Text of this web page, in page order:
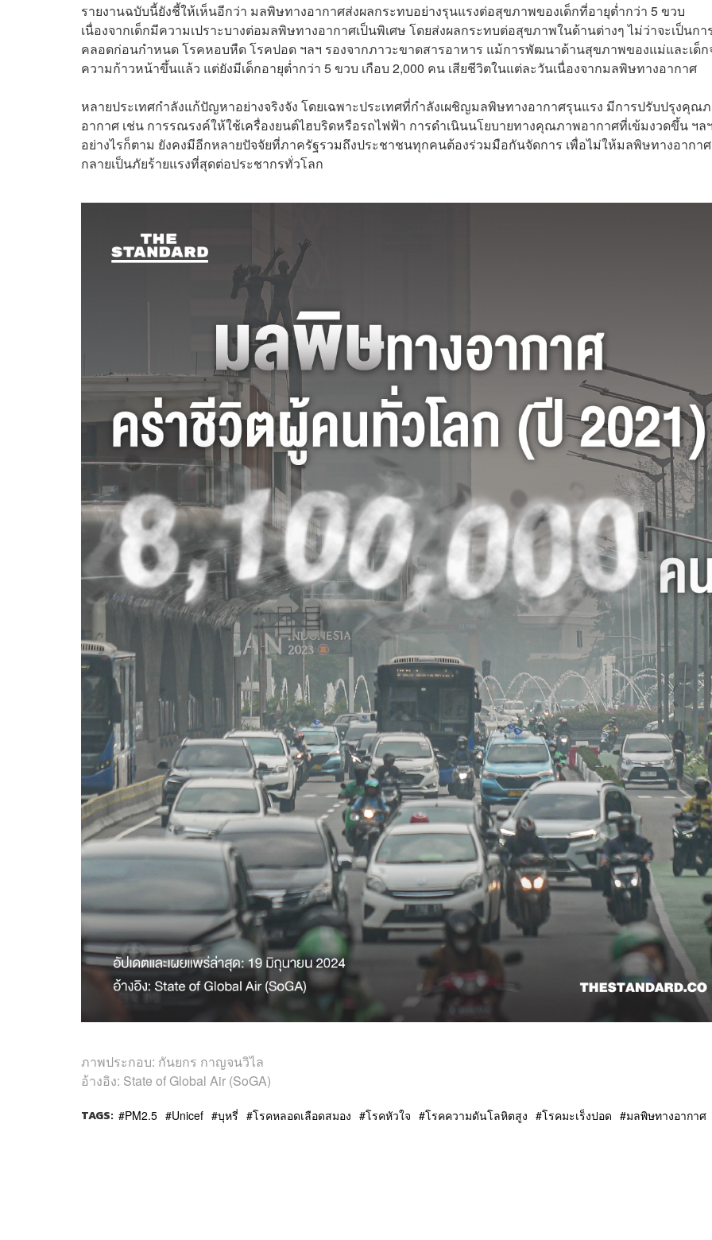
รายงานฉบับนี้ยังชี้ให้เห็นอีกว่า มลพิษทางอากาศส่งผลกระทบอย่างรุนแรงต่อสุขภาพของเด็กที่อายุต่ำกว่า 5 ขวบ
เนื่องจากเด็กมีความเปราะบางต่อมลพิษทางอากาศเป็นพิเศษ โดยส่งผลกระทบต่อสุขภาพในด้านต่างๆ ไม่ว่าจะเป็นกา
คลอดก่อนกำหนด โรคหอบหืด โรคปอด ฯลฯ รองจากภาวะขาดสารอาหาร แม้การพัฒนาด้านสุขภาพของแม่และเด็ก
ความก้าวหน้าขึ้นแล้ว แต่ยังมีเด็กอายุต่ำกว่า 5 ขวบ เกือบ 2,000 คน เสียชีวิตในแต่ละวันเนื่องจากมลพิษทางอากาศ
หลายประเทศกำลังแก้ปัญหาอย่างจริงจัง โดยเฉพาะประเทศที่กำลังเผชิญมลพิษทางอากาศรุนแรง มีการปรับปรุงคุณ
อากาศ เช่น การรณรงค์ให้ใช้เครื่องยนต์ไฮบริดหรือรถไฟฟ้า การดำเนินนโยบายทางคุณภาพอากาศที่เข้มงวดขึ้น ฯลฯ
อย่างไรก็ตาม ยังคงมีอีกหลายปัจจัยที่ภาครัฐรวมถึงประชาชนทุกคนต้องร่วมมือกันจัดการ เพื่อไม่ให้มลพิษทางอากาศ
กลายเป็นภัยร้ายแรงที่สุดต่อประชากรทั่วโลก
ภาพประกอบ: กันยกร กาญจนวิไล
อ้างอิง: State of Global Air (SoGA)
TAGS: PM2.5 Unicef บุหรี่ โรคหลอดเลือดสมอง โรคหัวใจ โรคความดันโลหิตสูง โรคมะเร็งปอด มลพิษทางอากาศ